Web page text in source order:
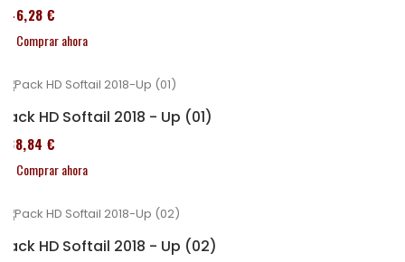
246,28 €
Comprar ahora
Pack HD Softail 2018 - Up (01)
338,84 €
Comprar ahora
Pack HD Softail 2018 - Up (02)